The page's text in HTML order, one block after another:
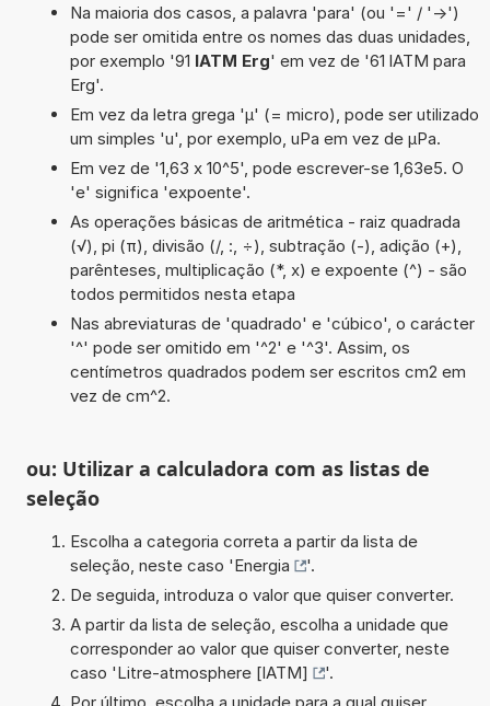
Na maioria dos casos, a palavra 'para' (ou '=' / '->')
pode ser omitida entre os nomes das duas unidades,
por exemplo '91 lATM Erg' em vez de '61 lATM para
Erg'.
Em vez da letra grega 'µ' (= micro), pode ser utilizado
um simples 'u', por exemplo, uPa em vez de µPa.
Em vez de '1,63 x 10^5', pode escrever-se 1,63e5. O
'e' significa 'expoente'.
As operações básicas de aritmética - raiz quadrada
(√), pi (π), divisão (/, :, ÷), subtração (-), adição (+),
parênteses, multiplicação (*, x) e expoente (^) - são
todos permitidos nesta etapa
Nas abreviaturas de 'quadrado' e 'cúbico', o carácter
'^' pode ser omitido em '^2' e '^3'. Assim, os
centímetros quadrados podem ser escritos cm2 em
vez de cm^2.
ou: Utilizar a calculadora com as listas de
seleção
Escolha a categoria correta a partir da lista de
seleção, neste caso 'Energia
'.
De seguida, introduza o valor que quiser converter.
A partir da lista de seleção, escolha a unidade que
corresponder ao valor que quiser converter, neste
caso 'Litre-atmosphere [lATM]
'.
Por último, escolha a unidade para a qual quiser